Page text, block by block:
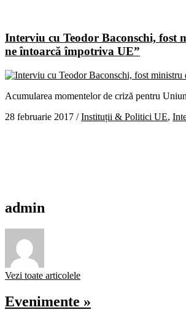
Interviu cu Teodor Baconschi, fost
ne întoarcă împotriva UE”
Acumularea momentelor de criză pentru
28 februarie 2017 /Instituții & Politici UE,
admin
Vezi toate articolele
Evenimente »